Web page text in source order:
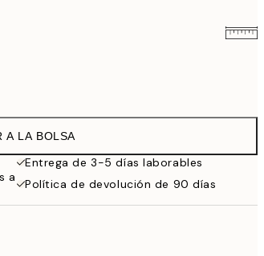
19,95 €
A LA BOLSA
Entrega de 3-5 días laborables
a
Política de devolución de 90 días